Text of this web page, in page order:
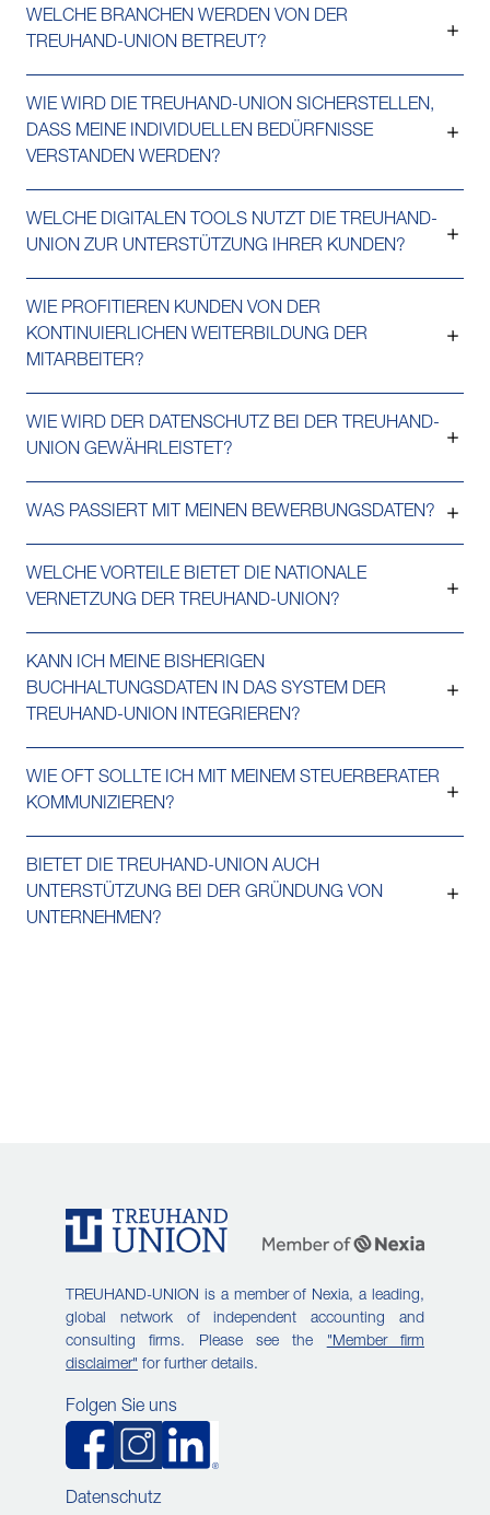
WELCHE BRANCHEN WERDEN VON DER
TREUHAND-UNION BETREUT?
WIE WIRD DIE TREUHAND-UNION SICHERSTELLEN,
DASS MEINE INDIVIDUELLEN BEDÜRFNISSE
VERSTANDEN WERDEN?
WELCHE DIGITALEN TOOLS NUTZT DIE TREUHAND-
UNION ZUR UNTERSTÜTZUNG IHRER KUNDEN?
WIE PROFITIEREN KUNDEN VON DER
KONTINUIERLICHEN WEITERBILDUNG DER
MITARBEITER?
WIE WIRD DER DATENSCHUTZ BEI DER TREUHAND-
UNION GEWÄHRLEISTET?
WAS PASSIERT MIT MEINEN BEWERBUNGSDATEN?
WELCHE VORTEILE BIETET DIE NATIONALE
VERNETZUNG DER TREUHAND-UNION?
KANN ICH MEINE BISHERIGEN
BUCHHALTUNGSDATEN IN DAS SYSTEM DER
TREUHAND-UNION INTEGRIEREN?
WIE OFT SOLLTE ICH MIT MEINEM STEUERBERATER
KOMMUNIZIEREN?
BIETET DIE TREUHAND-UNION AUCH
UNTERSTÜTZUNG BEI DER GRÜNDUNG VON
UNTERNEHMEN?
TREUHAND-UNION is a member of Nexia, a leading,
global network of independent accounting and
consulting firms. Please see the "Member firm
disclaimer" for further details.
Datenschutz
Folgen Sie uns